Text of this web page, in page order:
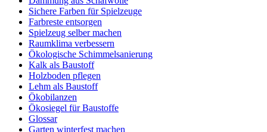
Sichere Farben für Spielzeuge
Farbreste entsorgen
Spielzeug selber machen
Raumklima verbessern
Ökologische Schimmelsanierung
Kalk als Baustoff
Holzboden pflegen
Lehm als Baustoff
Ökobilanzen
Ökosiegel für Baustoffe
Glossar
Garten winterfest machen